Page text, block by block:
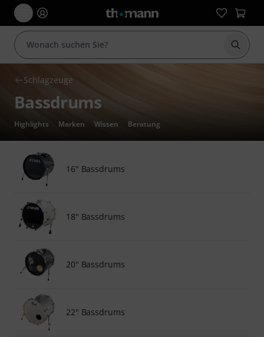
Suche
Schlagzeuge
Bassdrums
Highlights Marken Wissen Beratung
16" Bassdrums
18" Bassdrums
20" Bassdrums
22" Bassdrums